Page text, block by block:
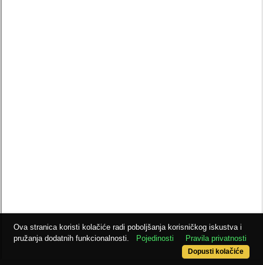
Ova stranica koristi kolačiće radi poboljšanja korisničkog iskustva i
pružanja dodatnih funkcionalnosti.
Pojedinosti Pravila privatnosti
Dopusti kolačiće